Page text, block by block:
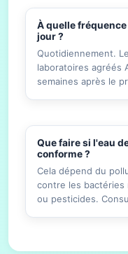
À quelle
jour ?
Quotidiennement.
laboratoires agréés
semaines après le
Que faire si l'eau
conforme ?
Cela dépend du
contre les bactéries
ou pesticides.